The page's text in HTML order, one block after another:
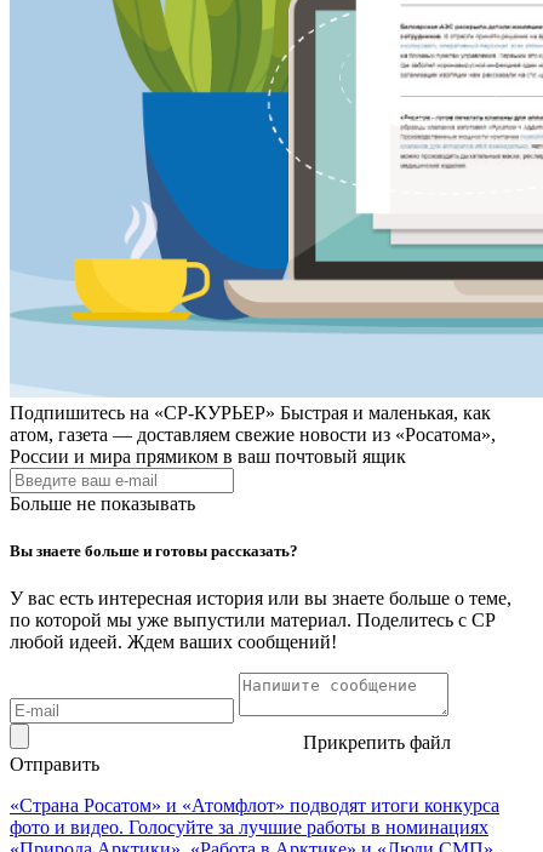
Подпишитесь на «СР-КУРЬЕР» Быстрая и маленькая, как
атом, газета — доставляем свежие новости из «Росатома»,
России и мира прямиком в ваш почтовый ящик
Больше не показывать
Вы знаете больше и готовы рассказать?
У вас есть интересная история или вы знаете больше о теме,
по которой мы уже выпустили материал. Поделитесь с СР
любой идеей. Ждем ваших сообщений!
Прикрепить файл
Отправить
«Страна Росатом» и «Атомфлот» подводят итоги конкурса
фото и видео. Голосуйте за лучшие работы в номинациях